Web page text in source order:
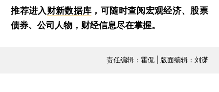
推荐进入财新数据库 ，可随时查阅宏观经济、股票
债券、公司人物，财经信息尽在掌握。
责任编辑：霍侃 | 版面编辑：刘潇